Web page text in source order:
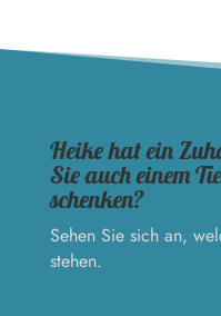
Heike hat ein
Sie auch einem
schenken?
Sehen Sie sich an,
stehen.